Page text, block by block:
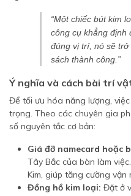
“Một chiếc bút kim
công cụ khẳng định
đúng vị trí, nó sẽ
sách thành công.”
Ý nghĩa và cách bài trí
Để tối ưu hóa năng lượng,
trọng. Theo các chuyên gia
số nguyên tắc cơ bản:
Giá đỡ namecard hoặc
Tây Bắc của bàn làm
Kim, giúp tăng cường
Đồng hồ kim loại: Đặt ở